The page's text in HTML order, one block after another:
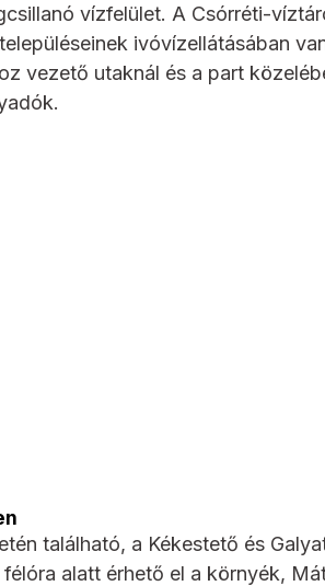
vízfelület. A Csórréti-
ivóvízellátásában
vezető utaknál és a part
található, a Kékestető és
alatt érhető el a környék,